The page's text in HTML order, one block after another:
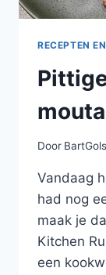
RECEPTEN
Door
Vandaag
had nog
maak je
Kitchen
een